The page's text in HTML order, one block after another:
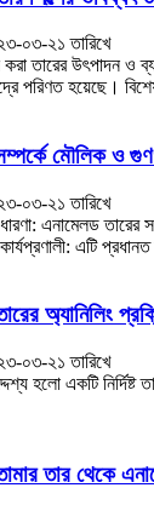
০৩-২১ তারিখে
তারের উৎপাদন ও
পরিণত হয়েছে।
মৌলিক ও
০৩-২১ তারিখে
এনামেলড
এটি
অ্যানিলিং
০৩-২১ তারিখে
হলো একটি
তার থেকে